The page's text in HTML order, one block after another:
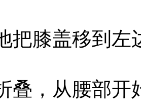
膝盖移到左
，从腰部开